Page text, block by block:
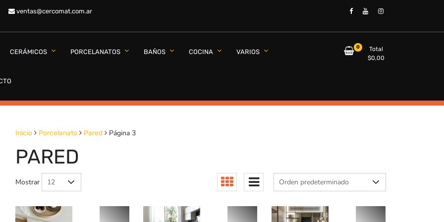
ventas@cercomat.com.ar
CERÁMICOS PORCELANATOS BAÑOS COCINA VARIOS
0
Total
$0,00
Inicio Porcelanato Pared Página 3
PARED
Mostrar